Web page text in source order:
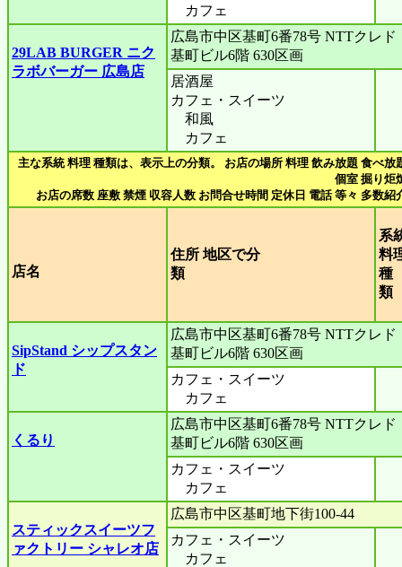
カフェ
29LAB BURGER ニク
ラボバーガー 広島店
広島市中区基町6番78号 NTTクレド
基町ビル6階 630区画
居酒屋
カフェ・スイーツ
和風
カフェ
主な系統 料理 種類は、表示上の分類。 お店の場所 料理 飲み放題 食べ放
個室 掘り炬
お店の席数 座敷 禁煙 収容人数 お問合せ時間 定休日 電話 等々 多数紹
店名
住所 地区で分
類
系
料
種
SipStand シップスタン
ド
広島市中区基町6番78号 NTTクレド
基町ビル6階 630区画
カフェ・スイーツ
カフェ
くるり
広島市中区基町6番78号 NTTクレド
基町ビル6階 630区画
カフェ・スイーツ
カフェ
スティックスイーツフ
ァクトリー シャレオ店
広島市中区基町地下街100-44
カフェ・スイーツ
カフェ